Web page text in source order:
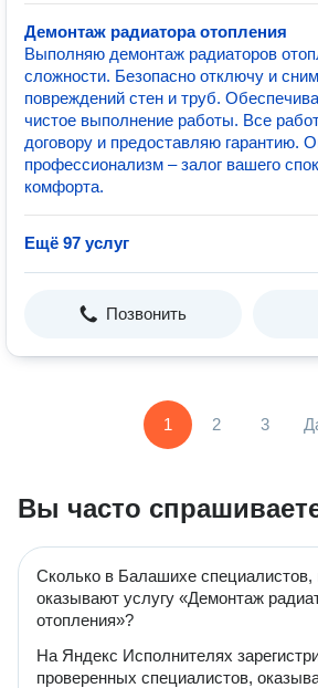
Демонтаж радиатора отопления
Выполняю демонтаж радиаторов
сложности. Безопасно отключу и
повреждений стен и труб.
чистое выполнение работы. Все
договору и предоставляю гарантию.
профессионализм – залог вашего
комфорта.
Ещё 97 услуг
Позвонить
1 2 3
Вы часто
Сколько в Балашихе специалистов,
оказывают услугу «Демонтаж
отопления»?
На Яндекс Исполнителях
проверенных специалистов,